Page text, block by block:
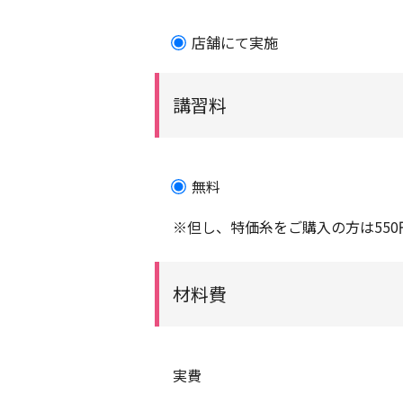
店舗にて実施
講習料
無料
※但し、特価糸をご購入の方は
材料費
実費